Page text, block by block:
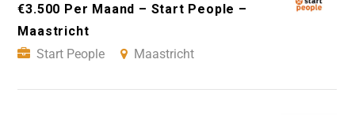
€3.500 Per Maand – Start People –
Maastricht
Start People
Maastricht